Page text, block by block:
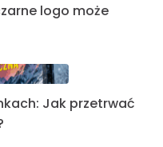
logo może
Jak przetrwać